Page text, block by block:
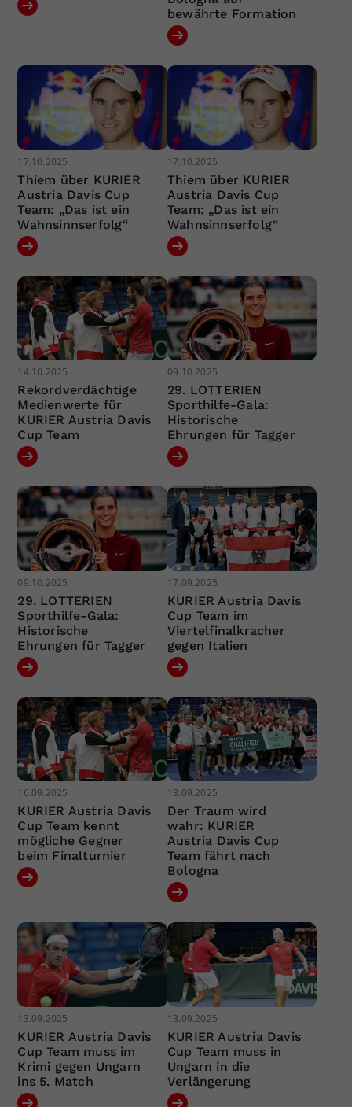
bewährte Formation
17.10.2025
Thiem über KURIER
Austria Davis Cup
Team: „Das ist ein
Wahnsinnserfolg“
17.10.2025
Thiem über KURIER
Austria Davis Cup
Team: „Das ist ein
Wahnsinnserfolg“
14.10.2025
Rekordverdächtige
Medienwerte für
KURIER Austria Davis
Cup Team
09.10.2025
29. LOTTERIEN
Sporthilfe-Gala:
Historische
Ehrungen für Tagger
09.10.2025
29. LOTTERIEN
Sporthilfe-Gala:
Historische
Ehrungen für Tagger
17.09.2025
KURIER Austria Davis
Cup Team im
Viertelfinalkracher
gegen Italien
16.09.2025
KURIER Austria Davis
Cup Team kennt
mögliche Gegner
beim Finalturnier
13.09.2025
Der Traum wird
wahr: KURIER
Austria Davis Cup
Team fährt nach
Bologna
13.09.2025
KURIER Austria Davis
Cup Team muss im
Krimi gegen Ungarn
ins 5. Match
13.09.2025
KURIER Austria Davis
Cup Team muss in
Ungarn in die
Verlängerung